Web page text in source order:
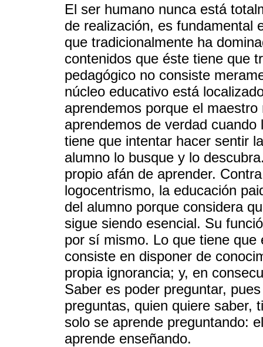
El ser humano nunca está
de realización, es fundamental
que tradicionalmente ha
contenidos que éste tiene que
pedagógico no consiste
núcleo educativo está
aprendemos porque el
aprendemos de verdad
tiene que intentar hacer sentir
alumno lo busque y lo
propio afán de aprender.
logocentrismo, la educación
del alumno porque considera
sigue siendo esencial. Su
por sí mismo. Lo que tiene que
consiste en disponer de
propia ignorancia; y, en
Saber es poder preguntar,
preguntas, quien quiere saber,
solo se aprende preguntando:
aprende enseñando.